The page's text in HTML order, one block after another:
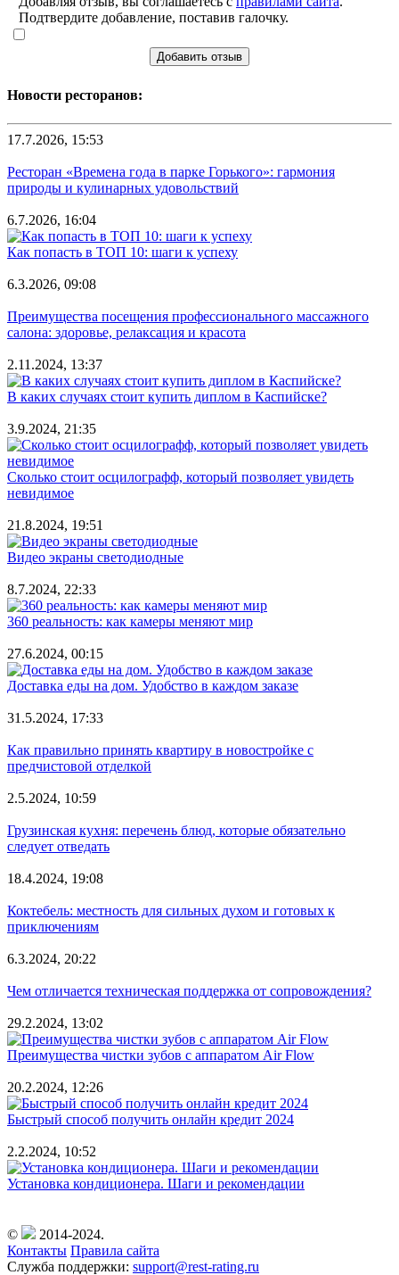
Подтвердите добавление, поставив галочку.
Добавить отзыв
Новости ресторанов:
17.7.2026, 15:53
Ресторан «Времена года в парке Горького»: гармония
природы и кулинарных удовольствий
6.7.2026, 16:04
Как попасть в ТОП 10: шаги к успеху
6.3.2026, 09:08
Преимущества посещения профессионального массажного
салона: здоровье, релаксация и красота
2.11.2024, 13:37
В каких случаях стоит купить диплом в Каспийске?
3.9.2024, 21:35
Сколько стоит осцилографф, который позволяет увидеть
невидимое
21.8.2024, 19:51
Видео экраны светодиодные
8.7.2024, 22:33
360 реальность: как камеры меняют мир
27.6.2024, 00:15
Доставка еды на дом. Удобство в каждом заказе
31.5.2024, 17:33
Как правильно принять квартиру в новостройке с
предчистовой отделкой
2.5.2024, 10:59
Грузинская кухня: перечень блюд, которые обязательно
следует отведать
18.4.2024, 19:08
Коктебель: местность для сильных духом и готовых к
приключениям
6.3.2024, 20:22
Чем отличается техническая поддержка от сопровождения?
29.2.2024, 13:02
Преимущества чистки зубов с аппаратом Air Flow
20.2.2024, 12:26
Быстрый способ получить онлайн кредит 2024
2.2.2024, 10:52
Установка кондиционера. Шаги и рекомендации
©
2014-2024.
Контакты Правила сайта
Служба поддержки: support@rest-rating.ru